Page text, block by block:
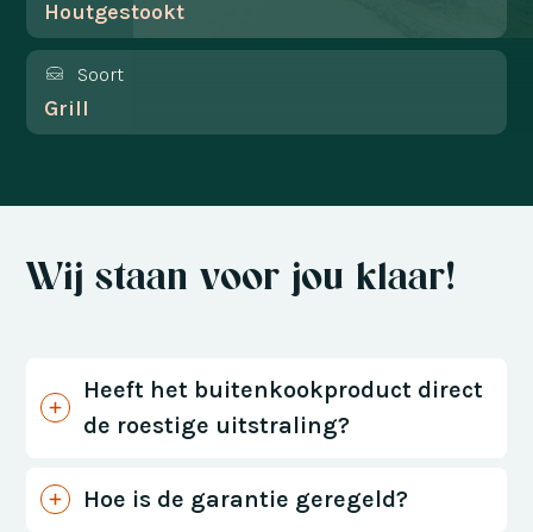
Houtgestookt
Soort
Grill
Wij staan voor jou klaar!
Heeft het buitenkookproduct direct
de roestige uitstraling?
Hoe is de garantie geregeld?